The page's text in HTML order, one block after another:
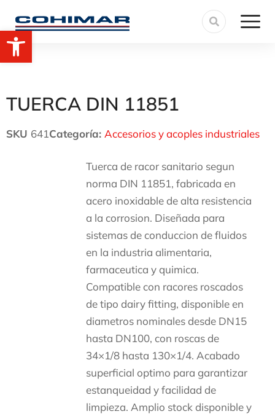
TUERCA DIN 11851
SKU 641Categoría: Accesorios y acoples industriales
Tuerca de racor sanitario segun
norma DIN 11851, fabricada en
acero inoxidable de alta resistencia
a la corrosion. Diseñada para
sistemas de conduccion de fluidos
en la industria alimentaria,
farmaceutica y quimica.
Compatible con racores roscados
de tipo dairy fitting, disponible en
diametros nominales desde DN15
hasta DN100, con roscas de
34×1/8 hasta 130×1/4. Acabado
superficial optimo para garantizar
estanqueidad y facilidad de
limpieza. Amplio stock disponible y
Abrir barra de herramientas